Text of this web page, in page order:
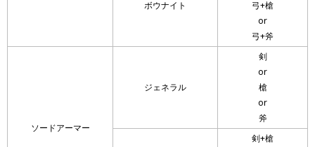
ボウナイト
弓+槍
or
弓+斧
ソードアーマー
ジェネラル
剣
or
槍
or
斧
剣+槍